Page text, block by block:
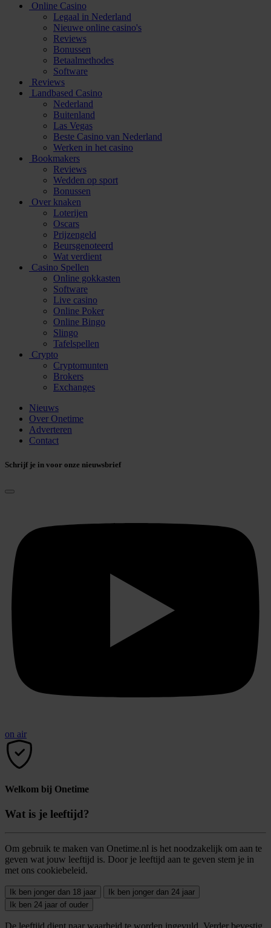
Online Casino
Legaal in Nederland
Nieuwe online casino's
Reviews
Bonussen
Betaalmethodes
Software
Reviews
Landbased Casino
Nederland
Buitenland
Las Vegas
Beste Casino van Nederland
Werken in het casino
Bookmakers
Reviews
Wedden op sport
Bonussen
Over knaken
Loterijen
Oscars
Prijzengeld
Beursgenoteerd
Wat verdient
Casino Spellen
Online gokkasten
Software
Live casino
Online Poker
Online Bingo
Slingo
Tafelspellen
Crypto
Cryptomunten
Brokers
Exchanges
Nieuws
Over Onetime
Adverteren
Contact
Schrijf je in voor onze nieuwsbrief
on air
Welkom bij Onetime
Wat is je leeftijd?
Om gebruik te maken van Onetime.nl is het noodzakelijk om aan te
geven wat jouw leeftijd is. Door je leeftijd aan te geven stem je in
met ons cookiebeleid.
Ik ben jonger dan 18 jaar
Ik ben jonger dan 24 jaar
Ik ben 24 jaar of ouder
De leeftijd dient naar waarheid te worden ingevuld. Verder bevestig